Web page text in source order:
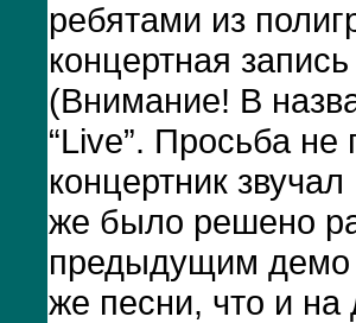
ребятами из
концертная
(Внимание! В
“Live”. Просьба не
концертник
же было решено
предыдущим демо
же песни, что и